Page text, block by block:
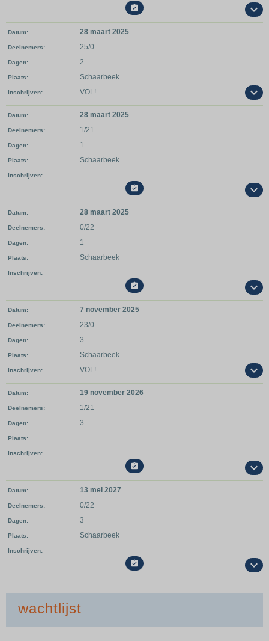

Datum 28 maart 2025
Deelnemers 25/0
Dagen 2
Plaats Schaarbeek
Inschrijven VOL!
Datum 28 maart 2025
Deelnemers 1/21
Dagen 1
Plaats Schaarbeek
Inschrijven

Datum 28 maart 2025
Deelnemers 0/22
Dagen 1
Plaats Schaarbeek
Inschrijven

Datum 7 november 2025
Deelnemers 23/0
Dagen 3
Plaats Schaarbeek
Inschrijven VOL!
Datum 19 november 2026
Deelnemers 1/21
Dagen 3
Plaats
Inschrijven

Datum 13 mei 2027
Deelnemers 0/22
Dagen 3
Plaats Schaarbeek
Inschrijven

wachtlijst